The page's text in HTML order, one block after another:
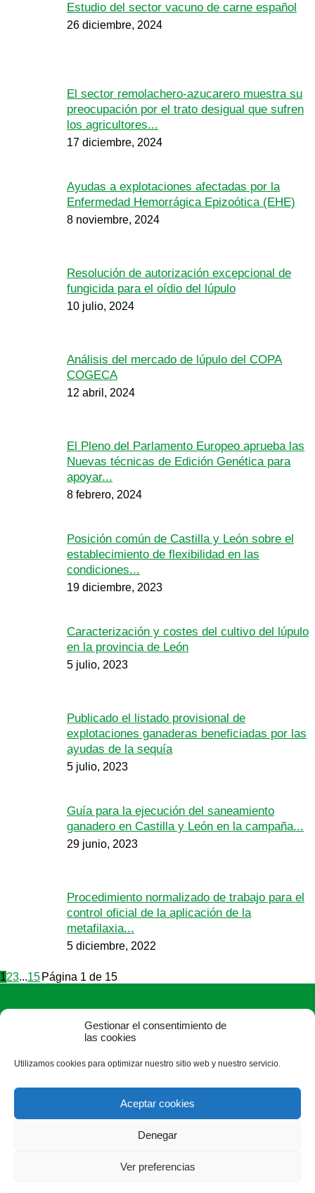
Gestionar el consentimiento de
las cookies
Utilizamos cookies para optimizar nuestro sitio web y nuestro servicio.
Aceptar cookies
Denegar
Ver preferencias
Estudio del sector vacuno de carne español
26 diciembre, 2024
El sector remolachero-azucarero muestra su
preocupación por el trato desigual que sufren
los agricultores...
17 diciembre, 2024
Ayudas a explotaciones afectadas por la
Enfermedad Hemorrágica Epizoótica (EHE)
8 noviembre, 2024
Resolución de autorización excepcional de
fungicida para el oídio del lúpulo
10 julio, 2024
Análisis del mercado de lúpulo del COPA
COGECA
12 abril, 2024
El Pleno del Parlamento Europeo aprueba las
Nuevas técnicas de Edición Genética para
apoyar...
8 febrero, 2024
Posición común de Castilla y León sobre el
establecimiento de flexibilidad en las
condiciones...
19 diciembre, 2023
Caracterización y costes del cultivo del lúpulo
en la provincia de León
5 julio, 2023
Publicado el listado provisional de
explotaciones ganaderas beneficiadas por las
ayudas de la sequía
5 julio, 2023
Guía para la ejecución del saneamiento
ganadero en Castilla y León en la campaña...
29 junio, 2023
Procedimiento normalizado de trabajo para el
control oficial de la aplicación de la
metafilaxia...
5 diciembre, 2022
123...15 Página 1 de 15
ASAJA León - Jóvenes Agricultores
Paseo Salamanca, 1 bajo - 24009 León - España · Tel.: +34
987 24 52 31 · Fax: +34 987 87 60 12 ·